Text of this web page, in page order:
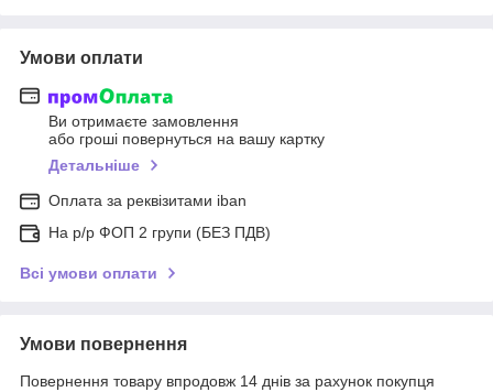
Умови оплати
Ви отримаєте замовлення
або гроші повернуться на вашу картку
Детальніше
Оплата за реквізитами iban
На р/р ФОП 2 групи (БЕЗ ПДВ)
Всі умови оплати
Умови повернення
Повернення товару впродовж 14 днів за рахунок покупця